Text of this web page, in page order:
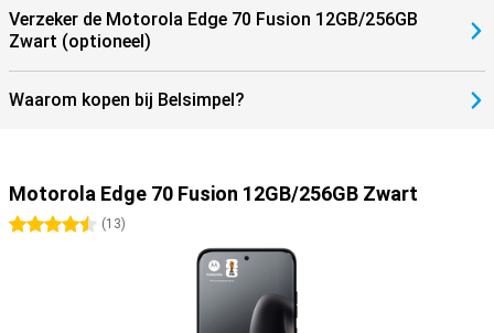
Verzeker de Motorola Edge 70 Fusion 12GB/256GB
Zwart (optioneel)
Waarom kopen bij Belsimpel?
Motorola Edge 70 Fusion 12GB/256GB Zwart
4.5 sterren
(13)